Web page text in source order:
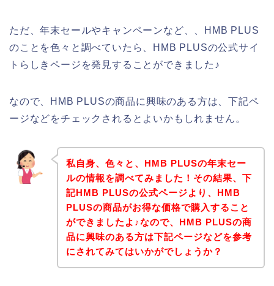
ただ、年末セールやキャンペーンなど、、HMB PLUS
のことを色々と調べていたら、HMB PLUSの公式サイ
トらしきページを発見することができました♪
なので、HMB PLUSの商品に興味のある方は、下記ペ
ージなどをチェックされるとよいかもしれません。
私自身、色々と、HMB PLUSの年末セー
ルの情報を調べてみました！その結果、下
記HMB PLUSの公式ページより、HMB
PLUSの商品がお得な価格で購入すること
ができましたよ♪なので、HMB PLUSの商
品に興味のある方は下記ページなどを参考
にされてみてはいかがでしょうか？